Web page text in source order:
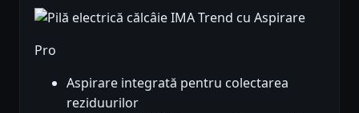
Pro
Aspirare integrată pentru colectarea
reziduurilor